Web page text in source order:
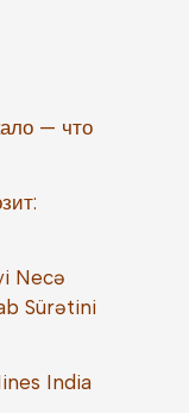
— что
Necə
Sürətini
India